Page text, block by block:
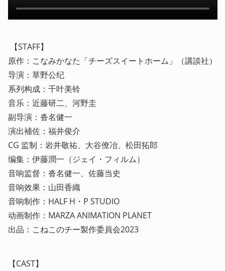
原作：こなみかなた「チーズスイートホーム」（講談社）
导演：草野公纪
系列构成：千叶美铃
音乐：近藤研二、河野圭
副导演：沓名健一
演出補佐：福井俊介
CG 监制：岩井敬祐、大谷僚冶、松田拓郎
编集：伊藤潤一（ジェイ・フィルム）
音响监督：沓名健一、佐藤当史
音响效果：山田香織
音响制作：HALF H・P STUDIO
动画制作：MARZA ANIMATION PLANET
出品：こねこのチー製作委員会2023
【CAST】